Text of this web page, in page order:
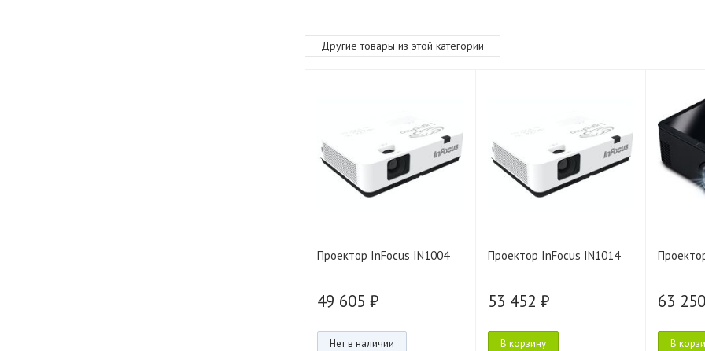
Другие товары из этой категории
Проектор InFocus IN1004
49 605 ₽
Нет в наличии
Проектор InFocus IN1014
53 452 ₽
В корзину
63
В